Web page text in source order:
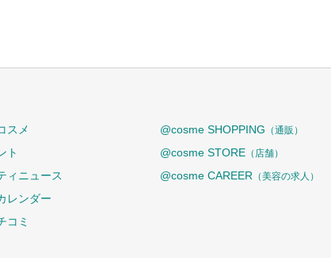
スメ
ト
ィニュース
レンダー
コミ
@cosme SHOPPING （通販）
@cosme STORE （店舗）
@cosme CAREER （美容の求人）